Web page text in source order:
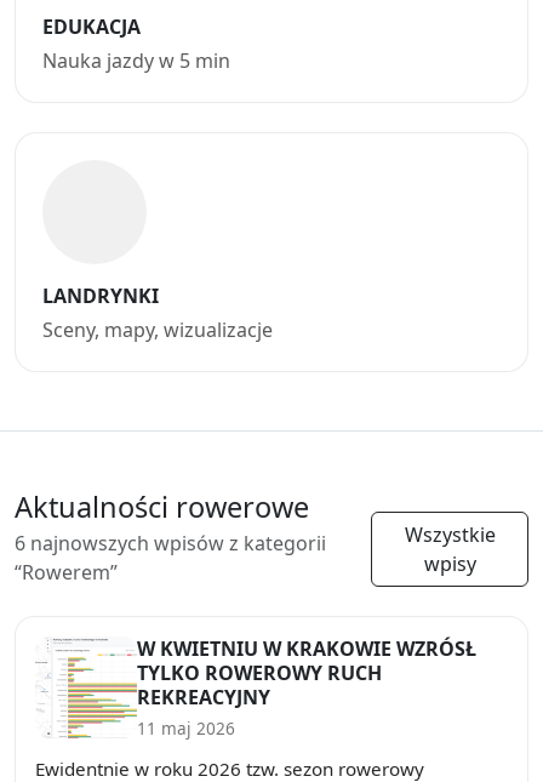
EDUKACJA
Nauka jazdy w 5 min
LANDRYNKI
Sceny, mapy, wizualizacje
Aktualności rowerowe
6 najnowszych wpisów z kategorii
“Rowerem”
Wszystkie
wpisy
W KWIETNIU W KRAKOWIE WZRÓSŁ
TYLKO ROWEROWY RUCH
REKREACYJNY
11 maj 2026
Ewidentnie w roku 2026 tzw. sezon rowerowy